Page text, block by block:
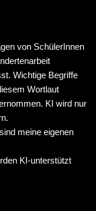
von SchülerInnen
Wichtige Begriffe
Wortlaut
KI wird nur
sind meine eigenen
KI-unterstützt